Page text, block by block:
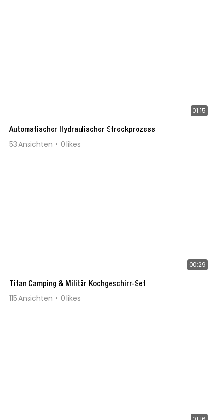
01:15
Automatischer Hydraulischer Streckprozess
53Ansichten 0likes
00:29
Titan Camping & Militär Kochgeschirr-Set
115Ansichten 0likes